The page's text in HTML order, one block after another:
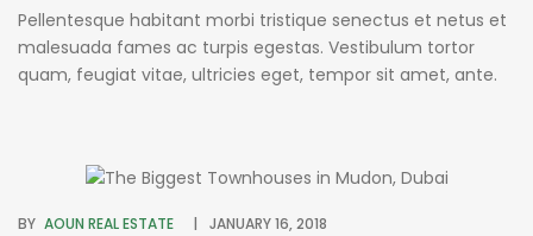
Pellentesque habitant morbi tristique senectus et netus et
malesuada fames ac turpis egestas. Vestibulum tortor
quam, feugiat vitae, ultricies eget, tempor sit amet, ante.
erat wisi, condimentum sed, commodo [...]
BY AOUN REAL ESTATE JANUARY 16, 2018